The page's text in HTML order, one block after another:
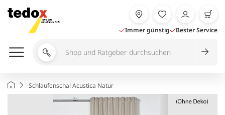
Inhalt
springen
Immer günstig Bester Service
Shop
Ratgeber
durchsuchen
StartseiteSchlaufenschal Acustica Natur